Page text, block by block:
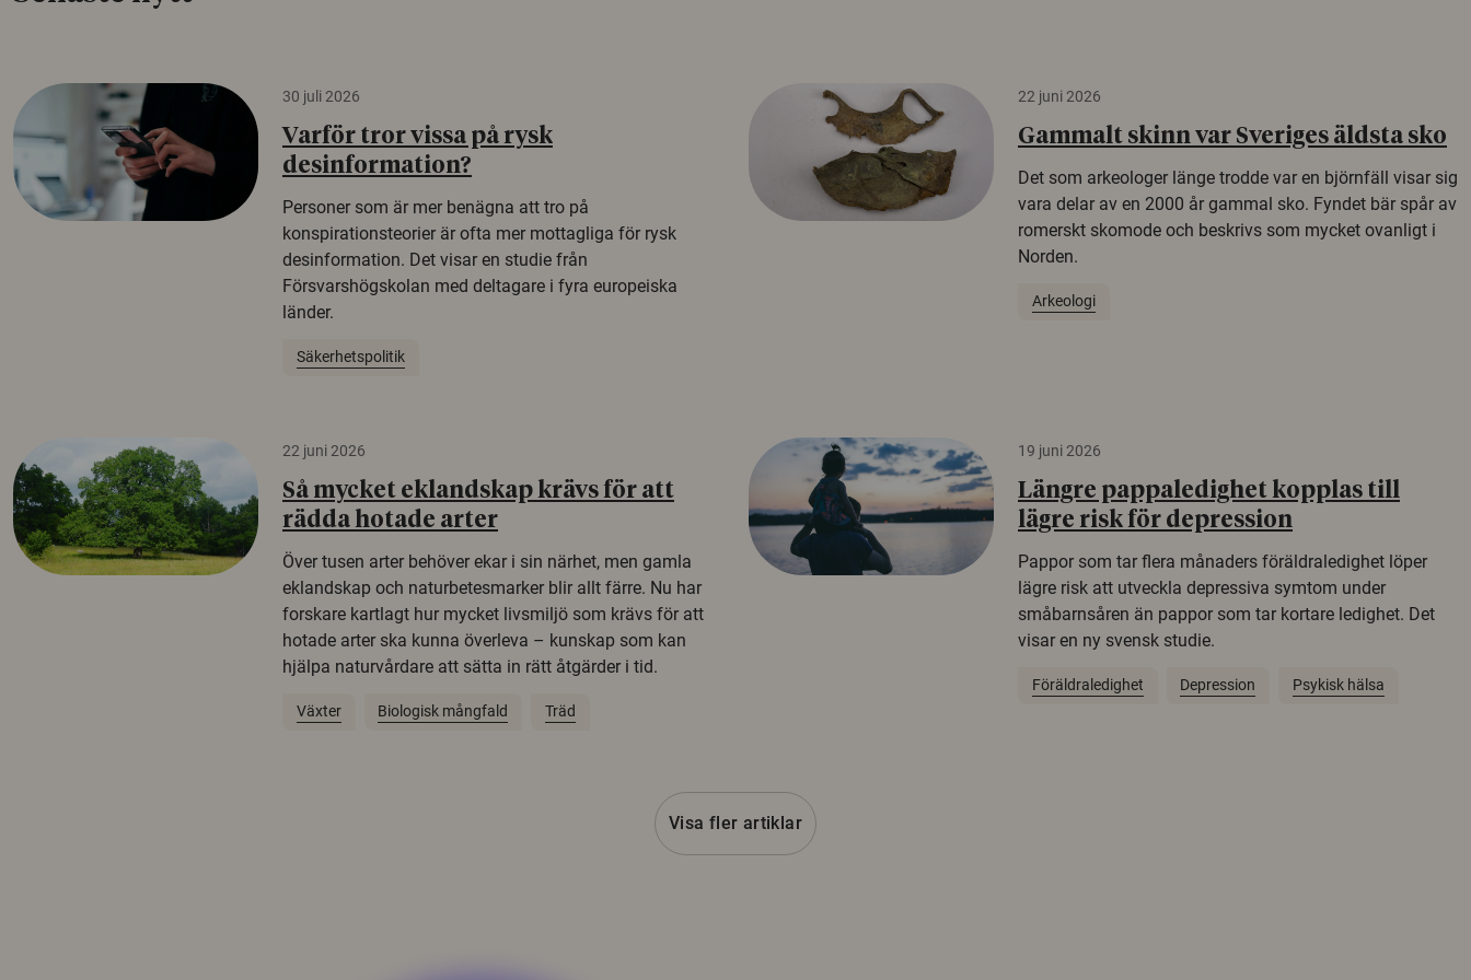
30 juli 2026
Varför tror vissa på rysk
desinformation?
Personer som är mer benägna att tro på
konspirationsteorier är ofta mer mottagliga för rysk
desinformation. Det visar en studie från
Försvarshögskolan med deltagare i fyra europeiska
länder.
Säkerhetspolitik
22 juni 2026
Gammalt skinn var Sveriges äldsta sko
Det som arkeologer länge trodde var en björnfäll visar sig
vara delar av en 2000 år gammal sko. Fyndet bär spår av
romerskt skomode och beskrivs som mycket ovanligt i
Norden.
Arkeologi
22 juni 2026
Så mycket eklandskap krävs för att
rädda hotade arter
Över tusen arter behöver ekar i sin närhet, men gamla
eklandskap och naturbetesmarker blir allt färre. Nu har
forskare kartlagt hur mycket livsmiljö som krävs för att
hotade arter ska kunna överleva – kunskap som kan
hjälpa naturvårdare att sätta in rätt åtgärder i tid.
Växter Biologisk mångfald Träd
19 juni 2026
Längre pappaledighet kopplas till
lägre risk för depression
Pappor som tar flera månaders föräldraledighet löper
lägre risk att utveckla depressiva symtom under
småbarnsåren än pappor som tar kortare ledighet. Det
visar en ny svensk studie.
Föräldraledighet Depression Psykisk hälsa
Visa fler artiklar